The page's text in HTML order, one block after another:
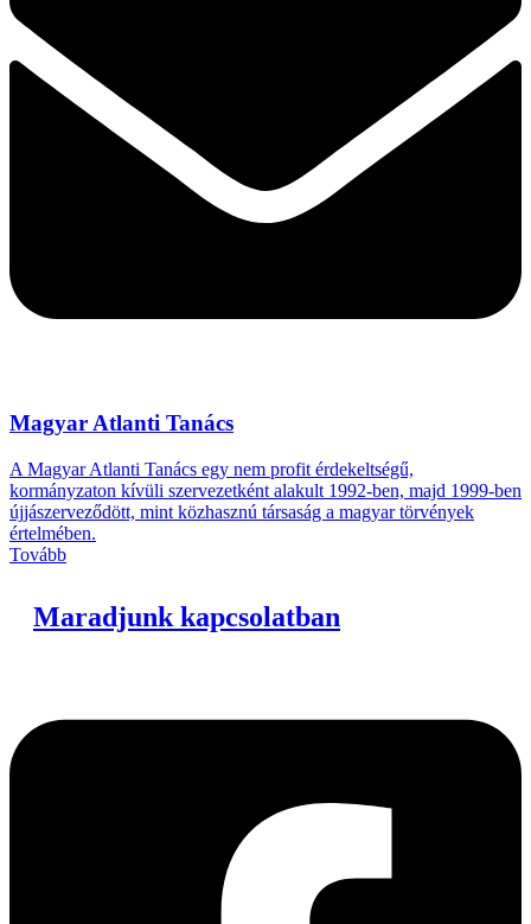
Magyar Atlanti Tanács
A Magyar Atlanti Tanács egy nem profit érdekeltségű,
kormányzaton kívüli szervezetként alakult 1992-ben, majd 1999-ben
újjászerveződött, mint közhasznú társaság a magyar törvények
értelmében.
Tovább
Maradjunk kapcsolatban